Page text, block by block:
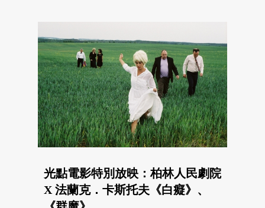
光點電影特別放映：柏林人民劇院
X 法蘭克．卡斯托夫《白癡》、